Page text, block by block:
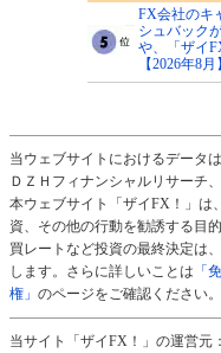
FX会社のキ
シュバック
や、「ザイ
【2026年8
当ウェブサイトにおけるデータ
ＤＺＨフィナンシャルリサーチ
本ウェブサイト「ザイFX！」は
資、その他の行動を勧誘する目
買レートなど投資の最終決定は
します。さらに詳しいことは 「
権」 のページをご確認ください。
当サイト「ザイFX！」の運営元